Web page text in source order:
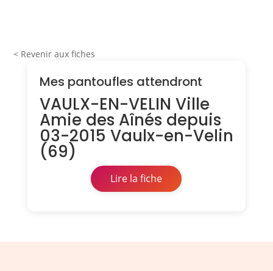
< Revenir aux fiches
Mes pantoufles attendront
VAULX-EN-VELIN Ville
Amie des Aînés depuis
03-2015 Vaulx-en-Velin
(69)
Lire la fiche